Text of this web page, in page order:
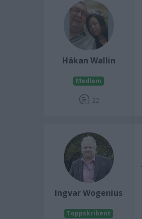
Håkan Wallin
Medlem
22
Ingvar Wogenius
Toppskribent